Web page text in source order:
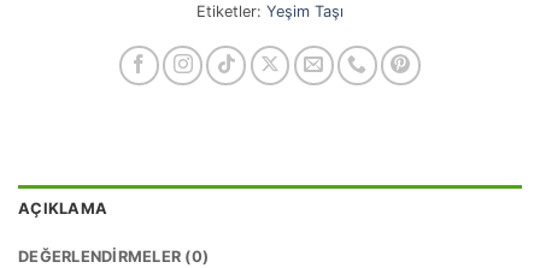
Etiketler: Yeşim Taşı
AÇIKLAMA
DEĞERLENDIRMELER (0)